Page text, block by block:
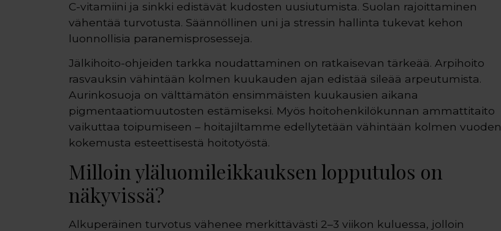
C-vitamiini ja sinkki edistävät kudosten uusiutumista. Suolan rajoittaminen
vähentää turvotusta. Säännöllinen uni ja stressin hallinta tukevat kehon
luonnollisia paranemisprosesseja.
Jälkihoito-ohjeiden tarkka noudattaminen on ratkaisevan tärkeää. Arpihoito
rasvauksin vähintään kolmen kuukauden ajan edistää sileää arpeutumista.
Aurinkosuoja on välttämätön ensimmäisten kuukausien aikana
pigmentaatiomuutosten estämiseksi. Myös hoitohenkilökunnan ammattitaito
vaikuttaa toipumiseen – hoitajiltamme edellytetään vähintään kolmen vuoden
kokemusta esteettisestä hoitotyöstä.
Milloin yläluomileikkauksen lopputulos on
näkyvissä?
Alkuperäinen turvotus vähenee merkittävästi 2–3 viikon kuluessa, jolloin